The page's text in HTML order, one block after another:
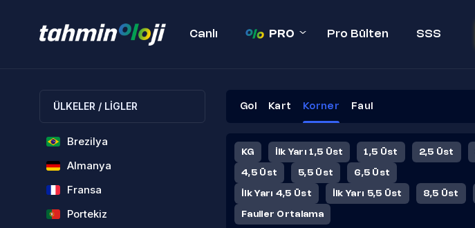
Canlı PRO Pro Bülten SSS
ÜLKELER / LİGLER
Brezilya
Almanya
Fransa
Portekiz
Gol Kart Korner Faul
KG İlk Yarı 1,5 Üst 1,5 Üst 2,5 Üst
4,5 Üst 5,5 Üst 6,5 Üst
İlk Yarı 4,5 Üst İlk Yarı 5,5 Üst 8,5 Üst
Fauller Ortalama